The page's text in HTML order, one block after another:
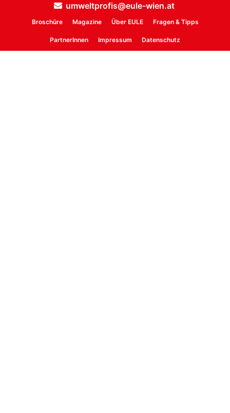
umweltprofis@eule-wien.at
Broschüre Magazine Über EULE Fragen & Tipps
PartnerInnen Impressum Datenschutz